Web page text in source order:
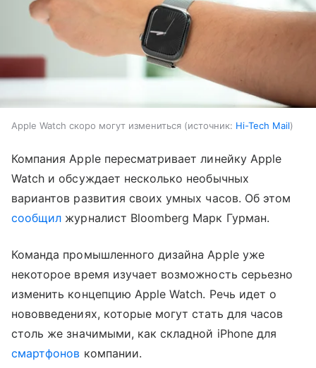
Apple Watch скоро могут измениться источник: Hi-Tech Mail
Компания Apple пересматривает линейку Apple
Watch и обсуждает несколько необычных
вариантов развития своих умных часов. Об этом
сообщил журналист Bloomberg Марк Гурман.
Команда промышленного дизайна Apple уже
некоторое время изучает возможность серьезно
изменить концепцию Apple Watch. Речь идет о
нововведениях, которые могут стать для часов
столь же значимыми, как складной iPhone для
смартфонов компании.